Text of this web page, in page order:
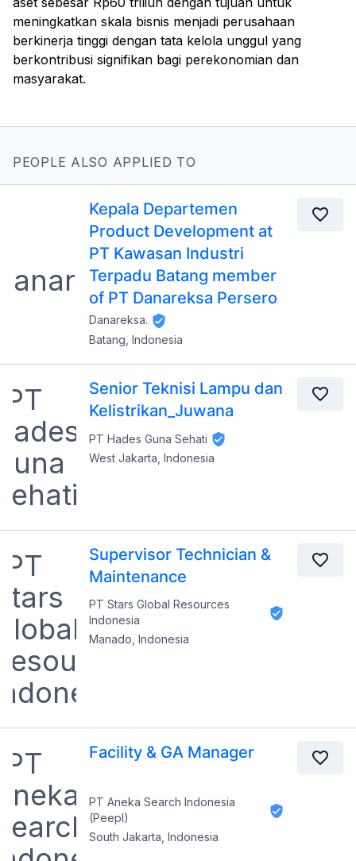
meningkatkan skala bisnis menjadi perusahaan
berkinerja tinggi dengan tata kelola unggul yang
berkontribusi signifikan bagi perekonomian dan
masyarakat.
PEOPLE ALSO APPLIED TO
Kepala Departemen
Product Development at
PT Kawasan Industri
Terpadu Batang member
of PT Danareksa Persero
Danareksa.
Batang, Indonesia
Senior Teknisi Lampu dan
Kelistrikan_Juwana
PT Hades Guna Sehati
West Jakarta, Indonesia
Supervisor Technician &
Maintenance
PT Stars Global Resources
Indonesia
Manado, Indonesia
Facility & GA Manager
PT Aneka Search Indonesia
(Peepl)
South Jakarta, Indonesia